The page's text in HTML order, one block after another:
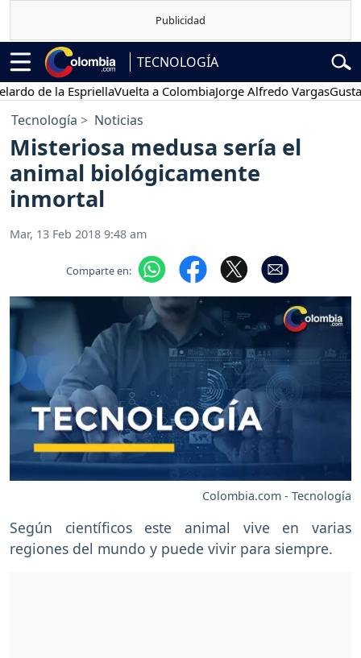
TECNOLOGÍA
de la EspriellaVuelta a ColombiaJorge Alfredo VargasGustavo
Tecnología Noticias
Misteriosa medusa sería el
animal biológicamente
inmortal
Mar, 13 Feb 2018 9:48 am
Comparte en:
Colombia.com - Tecnología
Según científicos este animal vive en varias
regiones del mundo y puede vivir para siempre.